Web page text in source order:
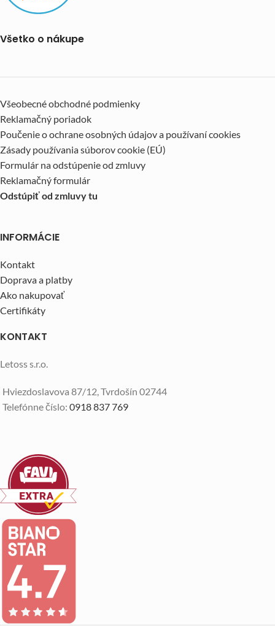
Všetko o nákupe
Všeobecné obchodné podmienky
Reklamačný poriadok
Poučenie o ochrane osobných údajov a používaní cookies
Zásady používania súborov cookie (EÚ)
Formulár na odstúpenie od zmluvy
Reklamačný formulár
Odstúpiť od zmluvy tu
INFORMÁCIE
Kontakt
Doprava a platby
Ako nakupovať
Certifikáty
KONTAKT
Letoss s.r.o.
Hviezdoslavova 87/12, Tvrdošín 02744
Telefónne číslo: 0918 837 769